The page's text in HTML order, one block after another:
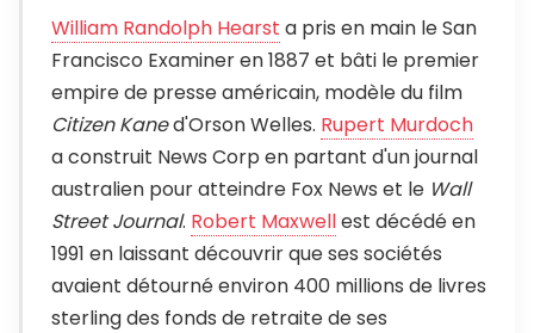
William Randolph Hearst a pris en main le San
Francisco Examiner en 1887 et bâti le premier
empire de presse américain, modèle du film
Citizen Kaned'Orson Welles. Rupert Murdoch
a construit News Corp en partant d'un journal
australien pour atteindre Fox News et le Wall
Street Journal. Robert Maxwellest décédé en
1991 en laissant découvrir que ses sociétés
avaient détourné environ 400 millions de livres
sterling des fonds de retraite de ses